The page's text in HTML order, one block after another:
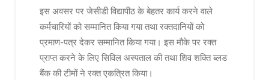
इस अवसर पर जेसीडी विद्यापीठ के बेहतर कार्य करने वाले
कर्मचारियों को सम्मानित किया गया तथा रक्तदानियों को
प्रमाण-पत्र देकर सम्मानित किया गया। इस मौके पर रक्त
प्राप्त करने के लिए सिविल अस्पताल की तथा शिव शक्ति ब्लड
बैंक की टीमों ने रक्त एकत्रित किया।